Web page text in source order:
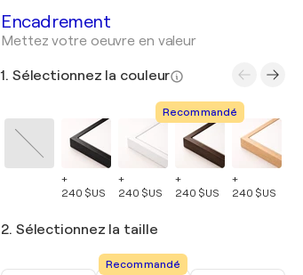
Encadrement
Mettez votre oeuvre en valeur
1. Sélectionnez la couleur
+
240 $US
+
240 $US
Recommandé
+
240 $US
+
240 $US
2. Sélectionnez la taille
Recommandé